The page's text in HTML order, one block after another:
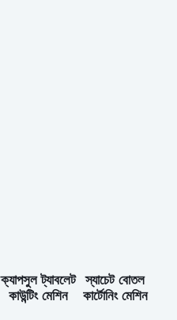
ক্যাপসুল ট্যাবলেট
কাউন্টিং মেশিন
স্যাচেট বোতল
কার্টোনিং মেশিন